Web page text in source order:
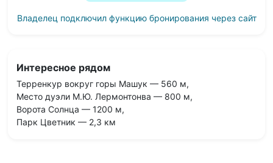
Владелец подключил функцию бронирования через сайт
Интересное рядом
Терренкур вокруг горы Машук — 560 м,
Место дуэли М.Ю. Лермонтонва — 800 м,
Ворота Солнца — 1200 м,
Парк Цветник — 2,3 км